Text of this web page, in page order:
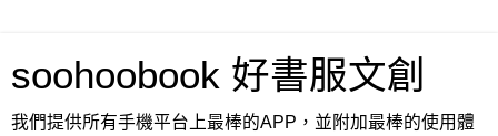
soohoobook 好書服文創
我們提供所有手機平台上最棒的APP，並附加最棒的使用體